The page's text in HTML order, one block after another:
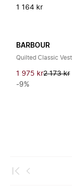
1 164 kr
BARBOUR
Quilted Classic Vest
1 975 kr2 173 kr
-9%